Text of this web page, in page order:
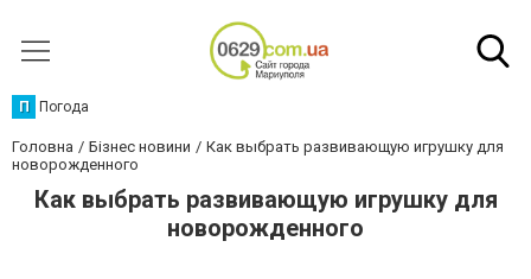
П Погода
Головна Бізнес новини
Как выбрать развивающую игрушку для
новорожденного
Как выбрать развивающую игрушку для
новорожденного